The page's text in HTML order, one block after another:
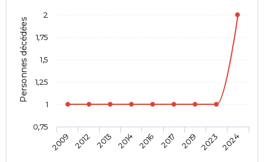
Personnes décédées
2009 2012 2013 2014 2016 2017 2019 2023 2024
0,75
1
1,25
1,5
1,75
2